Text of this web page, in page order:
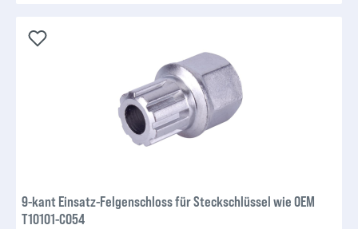
9-kant Einsatz-Felgenschloss für Steckschlüssel wie OEM
T10101-C054